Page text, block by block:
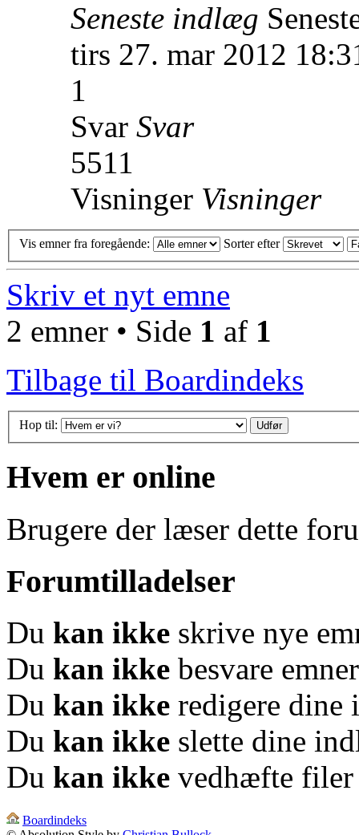
Seneste indlæg
tirs 27. mar 2012
1
Svar Svar
5511
Visninger Visninger
Vis emner fra foregående: Sorter efter
Skriv et nyt emne
2 emner • Side 1 af 1
Tilbage til Boardindeks
Hop til:
Hvem er online
Brugere der læser dette
Forumtilladelser
Du kan ikke skrive nye
Du kan ikke besvare emner
Du kan ikke redigere dine
Du kan ikke slette dine
Du kan ikke vedhæfte filer
Boardindeks